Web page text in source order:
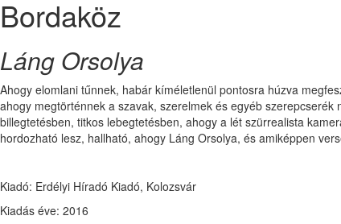
Bordaköz
Láng Orsolya
Ahogy elomlani tűnnek, habár kíméletlenül pontosra húzva
ahogy megtörténnek a szavak, szerelmek és egyéb
billegtetésben, titkos lebegtetésben, ahogy a lét szürrealista
hordozható lesz, hallható, ahogy Láng Orsolya, és amiképpen
Kiadó: Erdélyi Híradó Kiadó, Kolozsvár
Kiadás éve: 2016